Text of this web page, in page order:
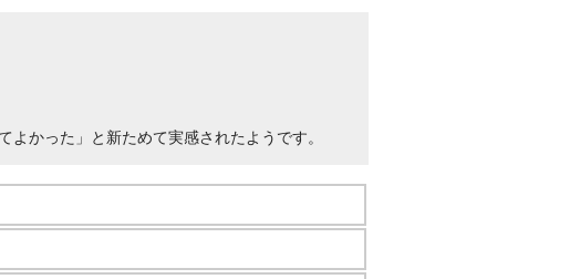
かった」と新ためて実感されたようです。